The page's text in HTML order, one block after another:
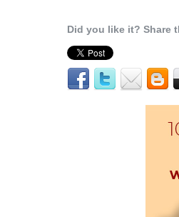
Did you like it? Share